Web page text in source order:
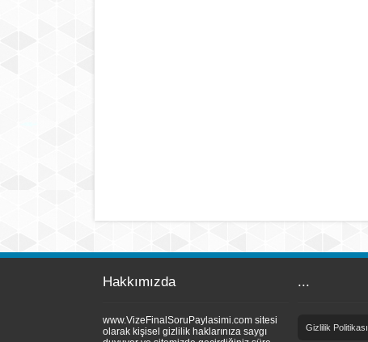
Hakkımızda
www.VizeFinalSoruPaylasimi.com sitesi
olarak kişisel gizlilik haklarınıza saygı
...
Gizlilik Politikası